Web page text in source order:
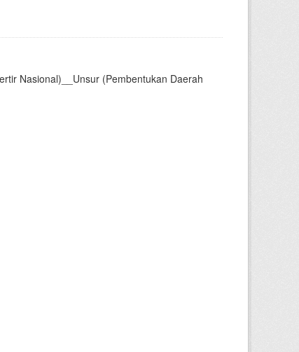
Nasional)__Unsur (Pembentukan Daerah